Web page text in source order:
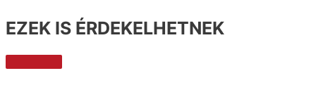
EZEK IS ÉRDEKELHETNEK